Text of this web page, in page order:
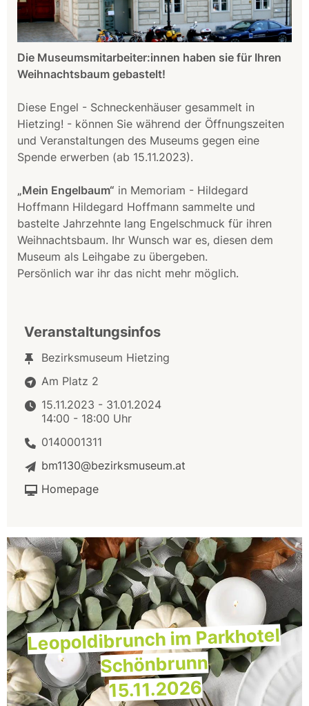
Die Museumsmitarbeiter:innen haben sie für Ihren
Weihnachtsbaum gebastelt!
Diese Engel - Schneckenhäuser gesammelt in
Hietzing! - können Sie während der Öffnungszeiten
und Veranstaltungen des Museums gegen eine
Spende erwerben (ab 15.11.2023).
„Mein Engelbaum“ in Memoriam - Hildegard
Hoffmann Hildegard Hoffmann sammelte und
bastelte Jahrzehnte lang Engelschmuck für ihren
Weihnachtsbaum. Ihr Wunsch war es, diesen dem
Museum als Leihgabe zu übergeben.
Persönlich war ihr das nicht mehr möglich.
Veranstaltungsinfos
Bezirksmuseum Hietzing
Am Platz 2
15.11.2023 - 31.01.2024
14:00 - 18:00 Uhr
0140001311
bm1130@bezirksmuseum.at
Homepage
Leopoldibrunch im Parkhotel
Schönbrunn
15.11.2026